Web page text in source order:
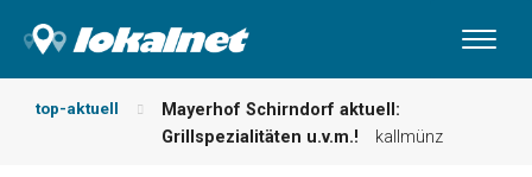
top-aktuell
Mayerhof Schirndorf aktuell:
Grillspezialitäten u.v.m.!
kallmünz